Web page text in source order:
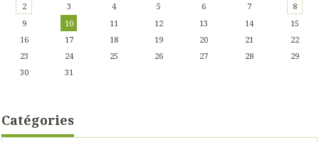
2
3 4 5 6 7
8
9
10 11 12 13 14
15
16
17 18 19 20 21
22
23
24 25 26 27 28
29
30
31
Catégories